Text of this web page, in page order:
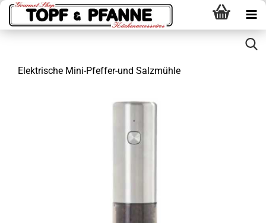
Elektrische Mini-Pfeffer-und Salzmühle